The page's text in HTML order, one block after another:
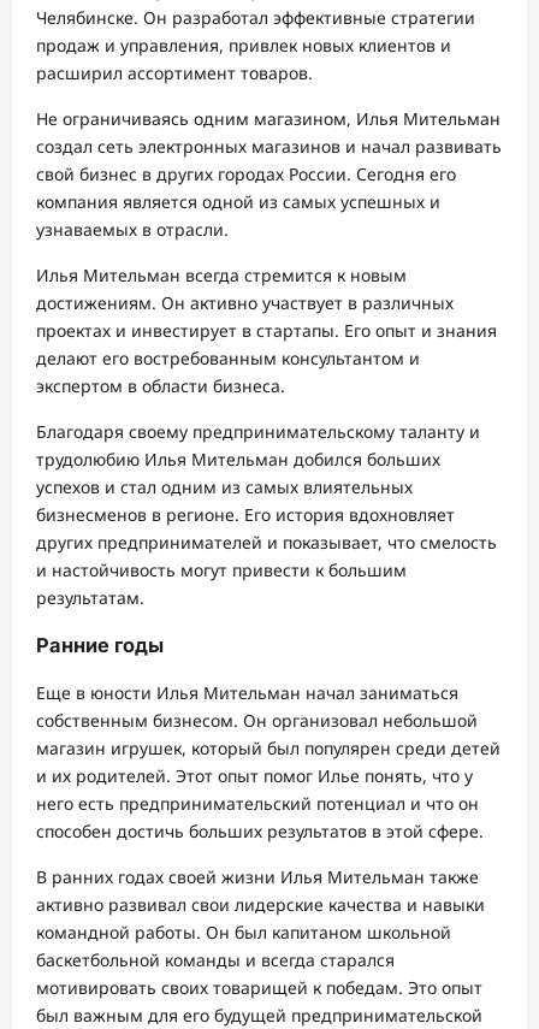
Челябинске. Он разработал эффективные стратегии
продаж и управления, привлек новых клиентов и
расширил ассортимент товаров.
Не ограничиваясь одним магазином, Илья Мительман
создал сеть электронных магазинов и начал развивать
свой бизнес в других городах России. Сегодня его
компания является одной из самых успешных и
узнаваемых в отрасли.
Илья Мительман всегда стремится к новым
достижениям. Он активно участвует в различных
проектах и инвестирует в стартапы. Его опыт и знания
делают его востребованным консультантом и
экспертом в области бизнеса.
Благодаря своему предпринимательскому таланту и
трудолюбию Илья Мительман добился больших
успехов и стал одним из самых влиятельных
бизнесменов в регионе. Его история вдохновляет
других предпринимателей и показывает, что смелость
и настойчивость могут привести к большим
результатам.
Ранние годы
Еще в юности Илья Мительман начал заниматься
собственным бизнесом. Он организовал небольшой
магазин игрушек, который был популярен среди детей
и их родителей. Этот опыт помог Илье понять, что у
него есть предпринимательский потенциал и что он
способен достичь больших результатов в этой сфере.
В ранних годах своей жизни Илья Мительман также
активно развивал свои лидерские качества и навыки
командной работы. Он был капитаном школьной
баскетбольной команды и всегда старался
мотивировать своих товарищей к победам. Это опыт
был важным для его будущей предпринимательской